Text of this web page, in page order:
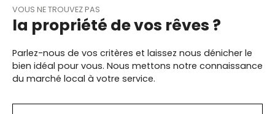
VOUS NE TROUVEZ PAS
la propriété de vos rêves ?
Parlez-nous de vos critères et laissez nous dénicher le
bien idéal pour vous. Nous mettons notre connaissance
du marché local à votre service.